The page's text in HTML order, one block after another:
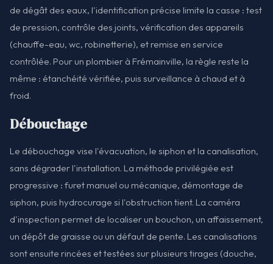
de dégât des eaux, l'identification précise limite la casse : test
de pression, contrôle des joints, vérification des appareils
(chauffe-eau, wc, robinetterie), et remise en service
contrôlée. Pour un plombier à Frémainville, la règle reste la
même : étanchéité vérifiée, puis surveillance à chaud et à
froid.
Débouchage
Le débouchage vise l'évacuation, le siphon et la canalisation,
sans dégrader l'installation. La méthode privilégiée est
progressive : furet manuel ou mécanique, démontage de
siphon, puis hydrocurage si l'obstruction tient. La caméra
d'inspection permet de localiser un bouchon, un affaissement,
un dépôt de graisse ou un défaut de pente. Les canalisations
sont ensuite rincées et testées sur plusieurs tirages (douche,